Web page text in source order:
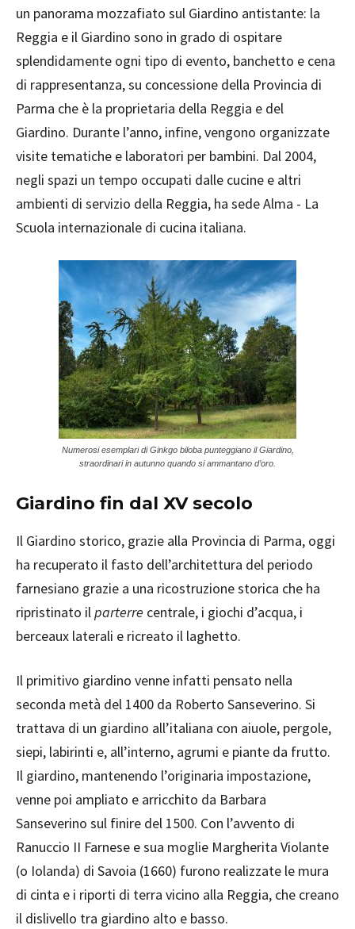
un panorama mozzafiato sul Giardino antistante: la
Reggia e il Giardino sono in grado di ospitare
splendidamente ogni tipo di evento, banchetto e cena
di rappresentanza, su concessione della Provincia di
Parma che è la proprietaria della Reggia e del
Giardino. Durante l’anno, infine, vengono organizzate
visite tematiche e laboratori per bambini. Dal 2004,
negli spazi un tempo occupati dalle cucine e altri
ambienti di servizio della Reggia, ha sede Alma - La
Scuola internazionale di cucina italiana.
Numerosi esemplari di Ginkgo biloba punteggiano il Giardino,
straordinari in autunno quando si ammantano d’oro.
Giardino fin dal XV secolo
Il Giardino storico, grazie alla Provincia di Parma, oggi
ha recuperato il fasto dell’architettura del periodo
farnesiano grazie a una ricostruzione storica che ha
ripristinato ilparterre centrale, i giochi d’acqua, i
berceaux laterali e ricreato il laghetto.
Il primitivo giardino venne infatti pensato nella
seconda metà del 1400 da Roberto Sanseverino. Si
trattava di un giardino all’italiana con aiuole, pergole,
siepi, labirinti e, all’interno, agrumi e piante da frutto.
Il giardino, mantenendo l’originaria impostazione,
venne poi ampliato e arricchito da Barbara
Sanseverino sul finire del 1500. Con l’avvento di
Ranuccio II Farnese e sua moglie Margherita Violante
(o Iolanda) di Savoia (1660) furono realizzate le mura
di cinta e i riporti di terra vicino alla Reggia, che creano
il dislivello tra giardino alto e basso.